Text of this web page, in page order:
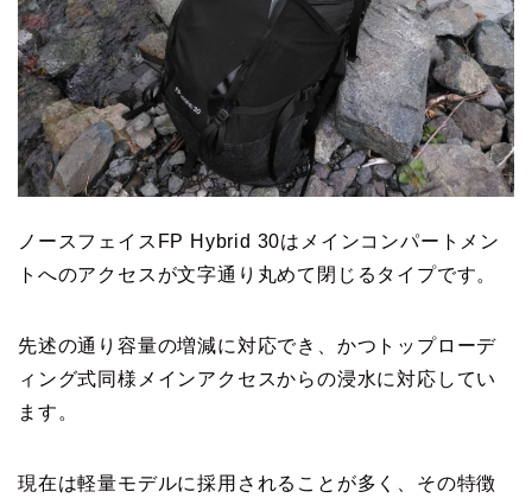
ノースフェイスFP Hybrid 30はメインコンパートメン
トへのアクセスが文字通り丸めて閉じるタイプです。
先述の通り容量の増減に対応でき、かつトップローデ
ィング式同様メインアクセスからの浸水に対応してい
ます。
現在は軽量モデルに採用されることが多く、その特徴